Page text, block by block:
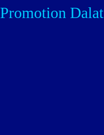
Promotion Dalat